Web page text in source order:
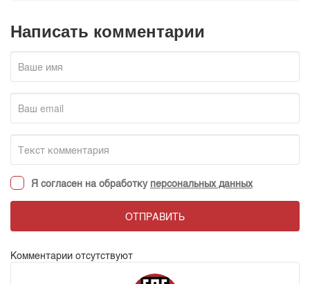
Написать комментарии
Я согласен на обработку персональных данных
ОТПРАВИТЬ
Комментарии отсутствуют